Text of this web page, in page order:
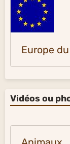
Europe
Vidéos ou